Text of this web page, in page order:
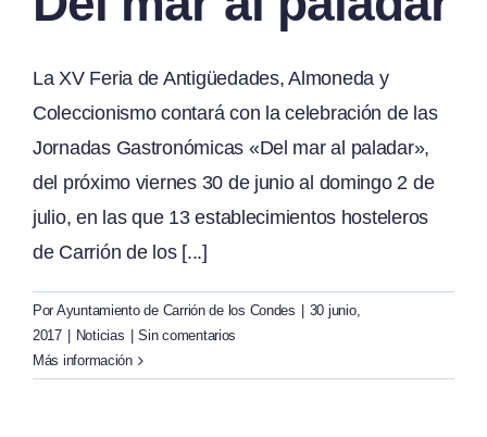
La XV Feria de Antigüedades, Almoneda y
Coleccionismo contará con la celebración de las
Jornadas Gastronómicas «Del mar al paladar»,
del próximo viernes 30 de junio al domingo 2 de
julio, en las que 13 establecimientos hosteleros
de Carrión de los [...]
Por Ayuntamiento de Carrión de los Condes
30 junio,
2017
Noticias
Sin comentarios
Más información